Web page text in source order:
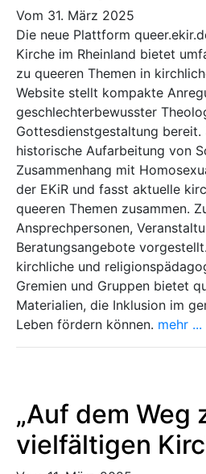
Vom 31. März 2025
Die neue Plattform
Kirche im Rheinland bietet
zu queeren Themen in
Website stellt kompakte
geschlechterbewusster
Gottesdienstgestaltung
historische Aufarbeitung von
Zusammenhang mit
der EKiR und fasst aktuelle
queeren Themen zusammen.
Ansprechpersonen,
Beratungsangebote
kirchliche und
Gremien und Gruppen bietet
Materialien, die Inklusion im
Leben fördern können.​ mehr ...
„Auf dem Weg
vielfältigen